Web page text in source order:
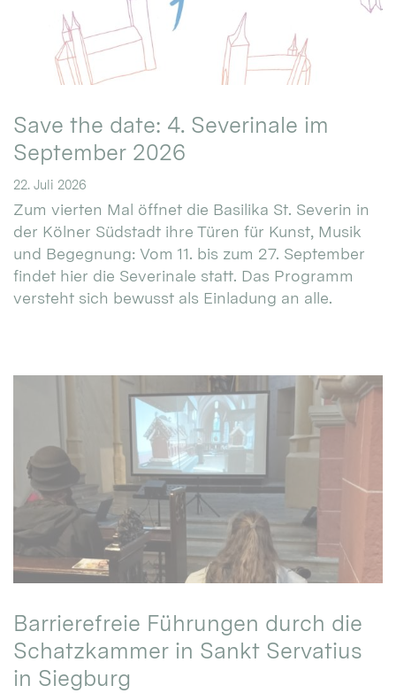
Save the date: 4. Severinale im
September 2026
22. Juli 2026
Zum vierten Mal öffnet die Basilika St. Severin in
der Kölner Südstadt ihre Türen für Kunst, Musik
und Begegnung: Vom 11. bis zum 27. September
findet hier die Severinale statt. Das Programm
versteht sich bewusst als Einladung an alle.
Barrierefreie Führungen durch die
Schatzkammer in Sankt Servatius
in Siegburg